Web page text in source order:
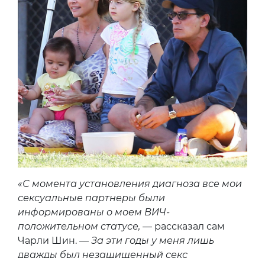
«С момента установления диагноза все мои
сексуальные партнеры были
информированы о моем ВИЧ-
положительном статусе, — рассказал сам
Чарли Шин. — За эти годы у меня лишь
дважды был незащищенный секс